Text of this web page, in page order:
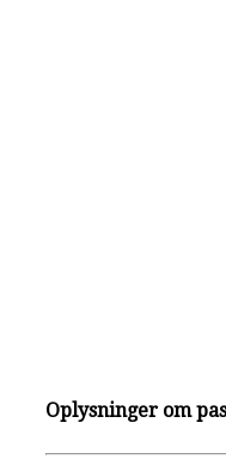
Oplysninger om